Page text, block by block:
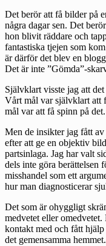
Det berör att få bilder på
några dagar sen. Det
hon blivit räddare och
fantastiska tjejen som
är därför det blev en
Det är inte ”Gömda”-
Självklart visste jag att
Vårt mål var självklart att
mål var att få spinn på
Men de insikter jag fått
efter att ge en objektiv
partsinlaga. Jag har valt
dels inte göra berättelsen
misshandel som ett
hur man diagnosticerar
Det som är ohyggligt
medvetet eller
kontakt med och fått
det gemensamma